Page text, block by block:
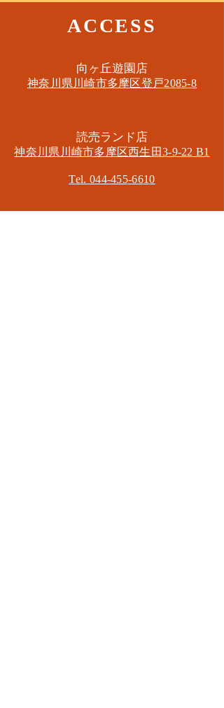
ACCESS
​向ヶ丘遊園店
神奈川県川崎市多摩区​登戸2085-8
​読売ランド店
神奈川県川崎市多摩区​西生田3-9-22 B1
Tel. 044-455-6610